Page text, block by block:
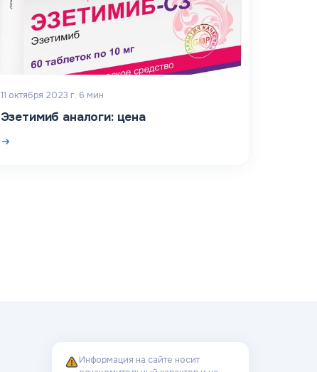
11 октября 2023 г.·6 мин
Эзетимиб аналоги: цена
Информация на сайте носит